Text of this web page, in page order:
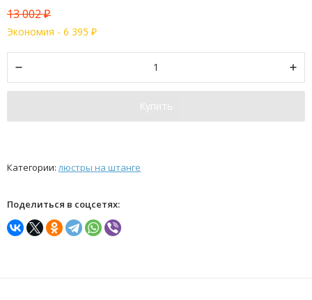
13 002₽
Экономия - 6 395 ₽
Купить
Категории: люстры на штанге
Поделиться в соцсетях: